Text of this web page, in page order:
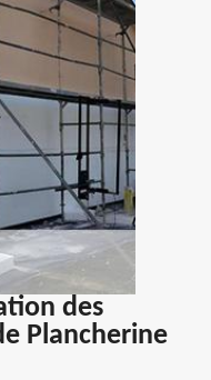
des
Plancherine